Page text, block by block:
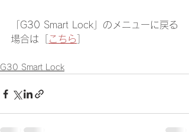
「G30 Smart Lock」のメニューに戻る
場合は［
こちら
G30 Smart Lock